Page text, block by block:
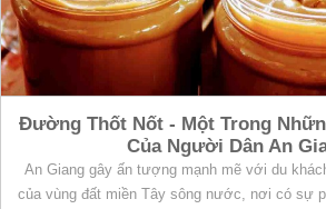
Đường Thốt Nốt - Một Trong
Của Người Dân An
An Giang gây ấn tượng mạnh mẽ với du
của vùng đất miền Tây sông nước, nơi có sự